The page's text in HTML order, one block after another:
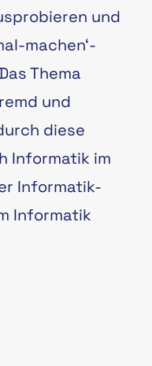
und
machen‘-
Thema
und
diese
Informatik im
Informatik-
Informatik